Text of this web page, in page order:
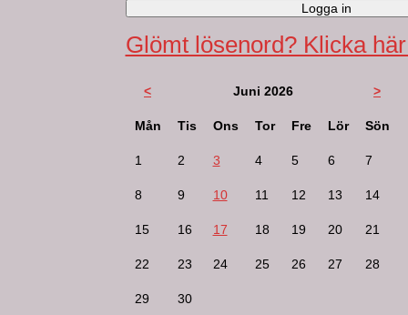
Logga in
Glömt lösenord? Klicka
< Juni 2026 >
Mån Tis Ons Tor Fre Lör Sön
1 2 3 4 5 6 7
8 9 10 11 12 13 14
15 16 17 18 19 20 21
22 23 24 25 26 27 28
29 30